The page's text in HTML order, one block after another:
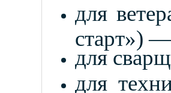
для
старт»)
для
для